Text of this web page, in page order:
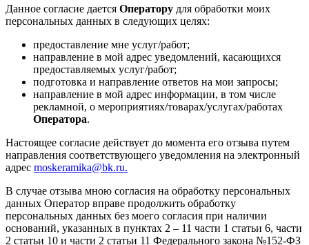
Данное согласие дается Оператору для обработки моих
персональных данных в следующих целях:
предоставление мне услуг/работ;
направление в мой адрес уведомлений, касающихся
предоставляемых услуг/работ;
подготовка и направление ответов на мои запросы;
направление в мой адрес информации, в том числе
рекламной, о мероприятиях/товарах/услугах/работах
Оператора.
Настоящее согласие действует до момента его отзыва путем
направления соответствующего уведомления на электронный
адрес moskeramika@bk.ru.
В случае отзыва мною согласия на обработку персональных
данных Оператор вправе продолжить обработку
персональных данных без моего согласия при наличии
оснований, указанных в пунктах 2 – 11 части 1 статьи 6, части
2 статьи 10 и части 2 статьи 11 Федерального закона №152-ФЗ